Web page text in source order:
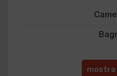
mostra